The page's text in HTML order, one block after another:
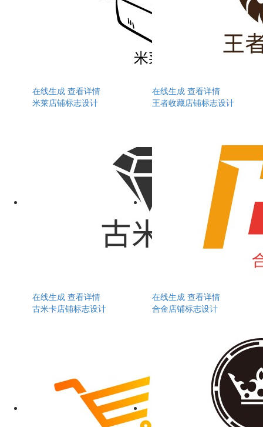
在线生成 查看详情
米莱店铺标志设计
在线生成 查看详情
王者收藏店铺标志设计
在线生成 查看详情
古米卡店铺标志设计
在线生成 查看详情
合金店铺标志设计